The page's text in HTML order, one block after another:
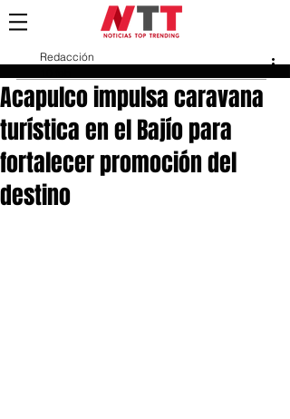
Acapulco impulsa caravana
turística en el Bajío para
fortalecer promoción del
destino
Redacción